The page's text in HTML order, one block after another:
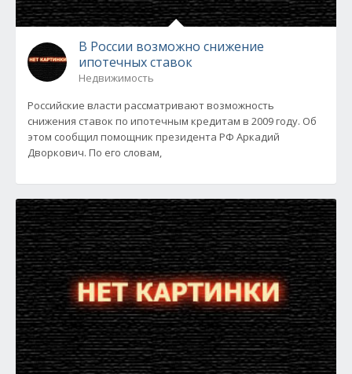
В России возможно снижение
ипотечных ставок
Недвижимость
Российские власти рассматривают возможность
снижения ставок по ипотечным кредитам в 2009 году. Об
этом сообщил помощник президента РФ Аркадий
Дворкович. По его словам,